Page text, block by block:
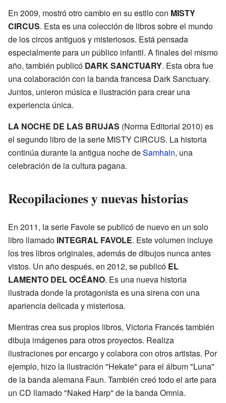
En 2009, mostró otro cambio en su estilo con MISTY
CIRCUS. Esta es una colección de libros sobre el mundo
de los circos antiguos y misteriosos. Está pensada
especialmente para un público infantil. A finales del mismo
año, también publicó DARK SANCTUARY. Esta obra fue
una colaboración con la banda francesa Dark Sanctuary.
Juntos, unieron música e ilustración para crear una
experiencia única.
LA NOCHE DE LAS BRUJAS (Norma Editorial 2010) es
el segundo libro de la serie MISTY CIRCUS. La historia
continúa durante la antigua noche deSamhain, una
celebración de la cultura pagana.
Recopilaciones y nuevas historias
En 2011, la serie Favole se publicó de nuevo en un solo
libro llamado INTEGRAL FAVOLE. Este volumen incluye
los tres libros originales, además de dibujos nunca antes
vistos. Un año después, en 2012, se publicó EL
LAMENTO DEL OCÉANO. Es una nueva historia
ilustrada donde la protagonista es una sirena con una
apariencia delicada y misteriosa.
Mientras crea sus propios libros, Victoria Francés también
dibuja imágenes para otros proyectos. Realiza
ilustraciones por encargo y colabora con otros artistas. Por
ejemplo, hizo la ilustración "Hekate" para el álbum "Luna"
de la banda alemana Faun. También creó todo el arte para
un CD llamado "Naked Harp" de la banda Omnia.